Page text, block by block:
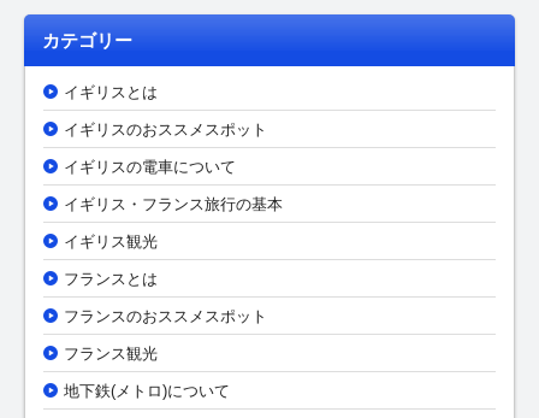
カテゴリー
イギリスとは
イギリスのおススメスポット
イギリスの電車について
イギリス・フランス旅行の基本
イギリス観光
フランスとは
フランスのおススメスポット
フランス観光
地下鉄(メトロ)について